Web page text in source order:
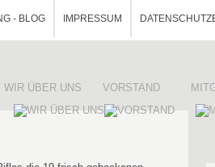
IMPRESSUM
- BLOG
WIR ÜBER UNS VORSTAND